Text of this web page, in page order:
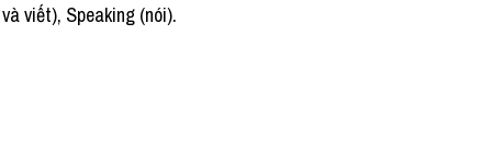
viết), Speaking (nói).